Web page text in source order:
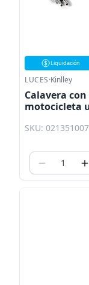
Liquidación
LUCES·Kinlley
Calavera
motocicleta
SKU: